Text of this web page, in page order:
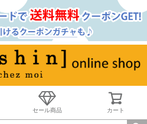
セール商品 カート